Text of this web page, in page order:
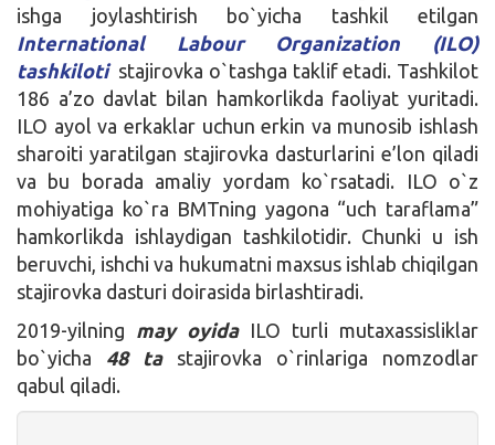
ishga joylashtirish bo`yicha tashkil etilgan
International Labour Organization (ILO)
tashkilotistajirovka o`tashga taklif etadi. Tashkilot
186 a’zo davlat bilan hamkorlikda faoliyat yuritadi.
ILO ayol va erkaklar uchun erkin va munosib ishlash
sharoiti yaratilgan stajirovka dasturlarini e’lon qiladi
va bu borada amaliy yordam ko`rsatadi. ILO o`z
mohiyatiga ko`ra BMTning yagona “uch taraflama”
hamkorlikda ishlaydigan tashkilotidir. Chunki u ish
beruvchi, ishchi va hukumatni maxsus ishlab chiqilgan
stajirovka dasturi doirasida birlashtiradi.
2019-yilning may oyidaILO turli mutaxassisliklar
bo`yicha 48 tastajirovka o`rinlariga nomzodlar
qabul qiladi.